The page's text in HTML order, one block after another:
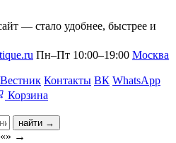
— стало удобнее, быстрее и
Пн–Пт 10:00–19:00 Москва
Вестник Контакты ВК WhatsApp
Корзина
найти →
» →